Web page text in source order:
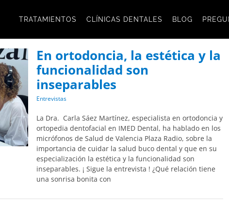
TRATAMIENTOS CLÍNICAS DENTALES BLOG
En ortodoncia, la estética y la
funcionalidad son
inseparables
Entrevistas
La Dra. Carla Sáez Martínez, especialista en ortodoncia y
ortopedia dentofacial en IMED Dental, ha hablado en los
micrófonos de Salud de Valencia Plaza Radio, sobre la
importancia de cuidar la salud buco dental y que en su
especialización la estética y la funcionalidad son
inseparables. ¡ Sigue la entrevista ! ¿Qué relación tiene
una sonrisa bonita con